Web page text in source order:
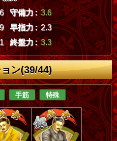
守備力 : 3.6
早指力 : 2.3
終盤力 : 3.3
ン(39/44)
手筋 特殊